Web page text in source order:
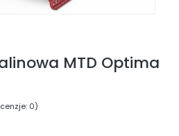
MTD Optima
0)